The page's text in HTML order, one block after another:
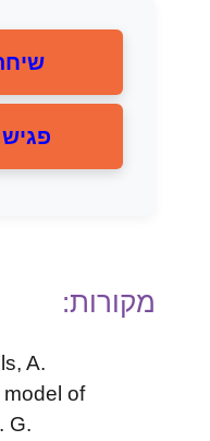
מקורות:
A.
of
G.